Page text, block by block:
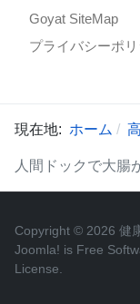
Goyat SiteMap
プライバシーポ
現在地: ホーム
人間ドックで大腸
Copyright © 2026 健
Joomla! is Free
License.